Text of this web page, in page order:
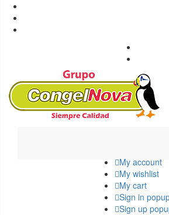
My account
My wishlist
My cart
Sign in
Sign up